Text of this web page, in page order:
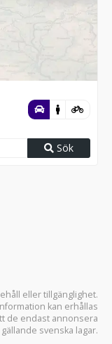
Sök
eller tillgänglighet.
kan erhållas
de endast annonsera
svenska lagar.